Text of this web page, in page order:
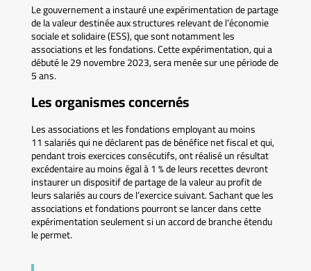
Le gouvernement a instauré une expérimentation de partage
de la valeur destinée aux structures relevant de l’économie
sociale et solidaire (ESS), que sont notamment les
associations et les fondations. Cette expérimentation, qui a
débuté le 29 novembre 2023, sera menée sur une période de
5 ans.
Les organismes concernés
Les associations et les fondations employant au moins
11 salariés qui ne déclarent pas de bénéfice net fiscal et qui,
pendant trois exercices consécutifs, ont réalisé un résultat
excédentaire au moins égal à 1 % de leurs recettes devront
instaurer un dispositif de partage de la valeur au profit de
leurs salariés au cours de l’exercice suivant. Sachant que les
associations et fondations pourront se lancer dans cette
expérimentation seulement si un accord de branche étendu
le permet.